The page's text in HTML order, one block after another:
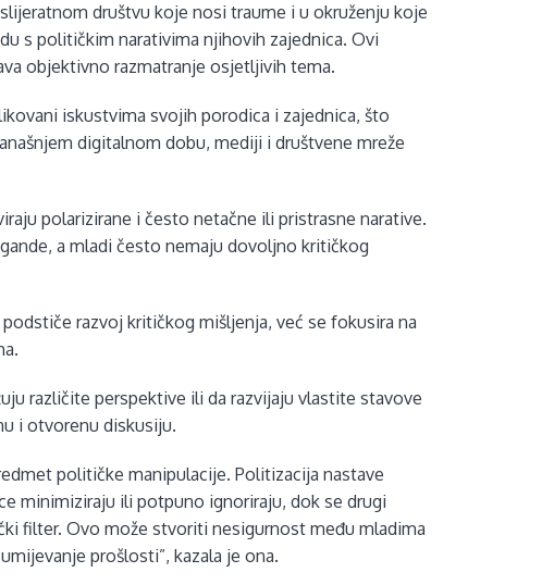
društvu koje nosi traume i u okruženju koje
s političkim narativima njihovih zajednica. Ovi
objektivno razmatranje osjetljivih tema.
iskustvima svojih porodica i zajednica, što
digitalnom dobu, mediji i društvene mreže
polarizirane i često netačne ili pristrasne narative.
a mladi često nemaju dovoljno kritičkog
razvoj kritičkog mišljenja, već se fokusira na
različite perspektive ili da razvijaju vlastite stavove
i otvorenu diskusiju.
političke manipulacije. Politizacija nastave
minimiziraju ili potpuno ignoriraju, dok se drugi
filter. Ovo može stvoriti nesigurnost među mladima
prošlosti”, kazala je ona.